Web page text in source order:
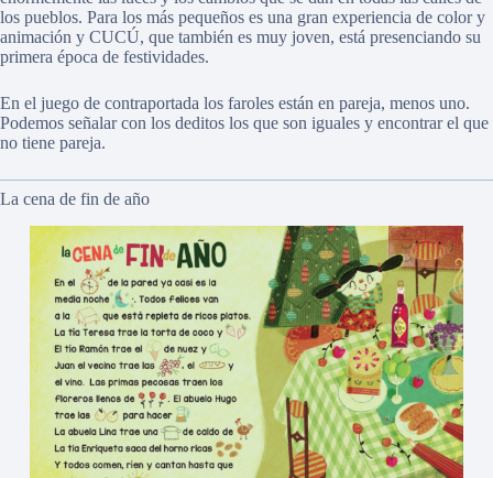
los pueblos. Para los más pequeños es una gran experiencia de color y
animación y CUCÚ, que también es muy joven, está presenciando su
primera época de festividades.
En el juego de contraportada los faroles están en pareja, menos uno.
Podemos señalar con los deditos los que son iguales y encontrar el que
no tiene pareja.
La cena de fin de año